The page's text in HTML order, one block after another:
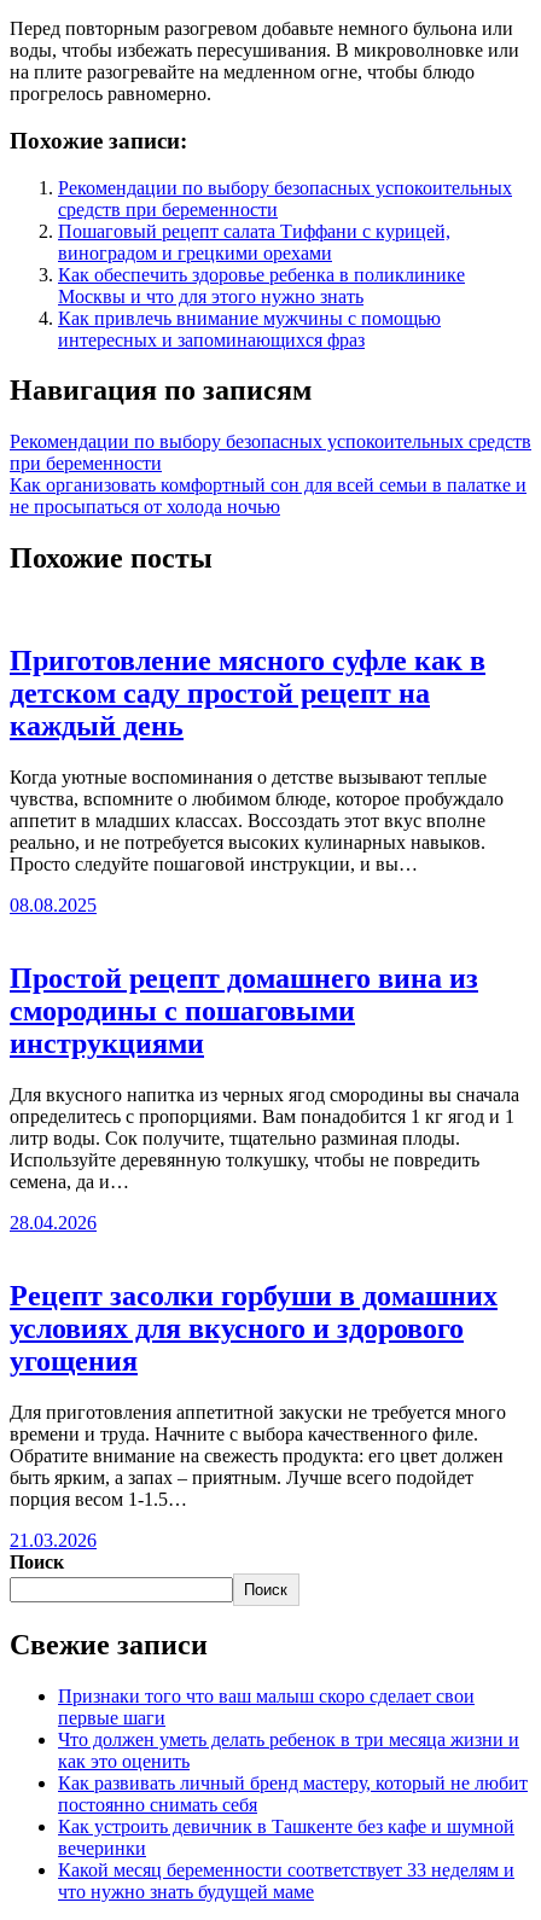
Перед повторным разогревом добавьте немного бульона или
воды, чтобы избежать пересушивания. В микроволновке или
на плите разогревайте на медленном огне, чтобы блюдо
прогрелось равномерно.
Похожие записи:
Рекомендации по выбору безопасных успокоительных
средств при беременности
Пошаговый рецепт салата Тиффани с курицей,
виноградом и грецкими орехами
Как обеспечить здоровье ребенка в поликлинике
Москвы и что для этого нужно знать
Как привлечь внимание мужчины с помощью
интересных и запоминающихся фраз
Навигация по записям
Рекомендации по выбору безопасных успокоительных средств
при беременности
Как организовать комфортный сон для всей семьи в палатке и
не просыпаться от холода ночью
Похожие посты
Приготовление мясного суфле как в
детском саду простой рецепт на
каждый день
Когда уютные воспоминания о детстве вызывают теплые
чувства, вспомните о любимом блюде, которое пробуждало
аппетит в младших классах. Воссоздать этот вкус вполне
реально, и не потребуется высоких кулинарных навыков.
Просто следуйте пошаговой инструкции, и вы…
08.08.2025
Простой рецепт домашнего вина из
смородины с пошаговыми
инструкциями
Для вкусного напитка из черных ягод смородины вы сначала
определитесь с пропорциями. Вам понадобится 1 кг ягод и 1
литр воды. Сок получите, тщательно разминая плоды.
Используйте деревянную толкушку, чтобы не повредить
семена, да и…
28.04.2026
Рецепт засолки горбуши в домашних
условиях для вкусного и здорового
угощения
Для приготовления аппетитной закуски не требуется много
времени и труда. Начните с выбора качественного филе.
Обратите внимание на свежесть продукта: его цвет должен
быть ярким, а запах – приятным. Лучше всего подойдет
порция весом 1-1.5…
21.03.2026
Поиск
Поиск
Свежие записи
Признаки того что ваш малыш скоро сделает свои
первые шаги
Что должен уметь делать ребенок в три месяца жизни и
как это оценить
Как развивать личный бренд мастеру, который не любит
постоянно снимать себя
Как устроить девичник в Ташкенте без кафе и шумной
вечеринки
Какой месяц беременности соответствует 33 неделям и
что нужно знать будущей маме